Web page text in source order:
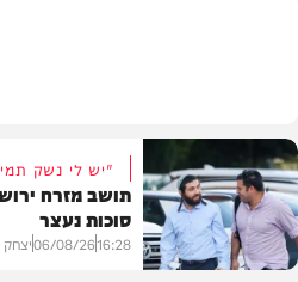
"יש לי נשק
תושב מזרח
סוכות נעצר
16:28
06/08/26יצחק